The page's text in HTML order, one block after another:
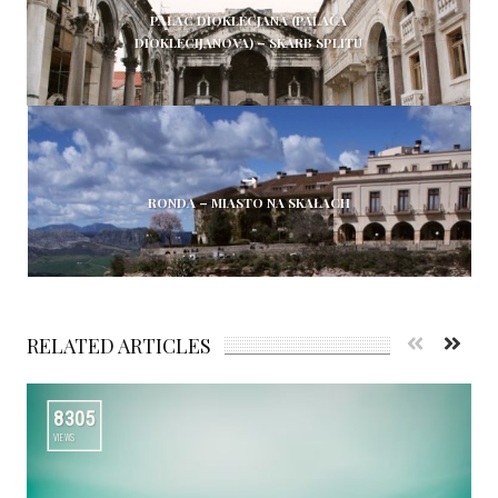
PAŁAC DIOKLECJANA (PALAČA
DIOKLECIJANOVA) – SKARB SPLITU
RONDA – MIASTO NA SKAŁACH
RELATED ARTICLES
8305
VIEWS